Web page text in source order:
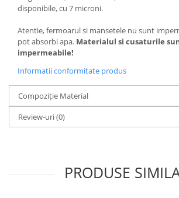
disponibile, cu 7 microni.
Atentie, fermoarul si mansetele nu sunt
pot absorbi apa. Materialul si cusaturile
impermeabile!
Informatii conformitate produs
Compoziție Material
Review-uri(0)
PRODUSE